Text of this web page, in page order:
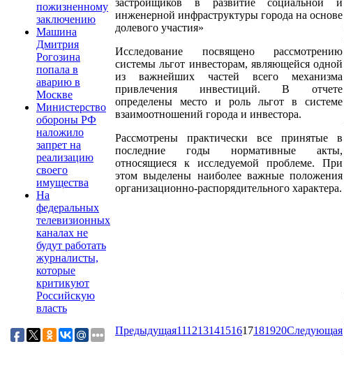
пожизненному
заключению
Машина
Дмитрия
Рогозина
попала в
аварию в
Москве
Министерство
обороны РФ
наложило
запрет на
реализацию
своего
имущества
На
федеральных
телевизионных
каналах не
будут работать
журналисты,
которые
критикуют
Российскую
власть
инженерной инфраструктуры города на основе
долевого участия»
Исследование посвящено рассмотрению
системы льгот инвесторам, являющейся одной
из важнейших частей всего механизма
привлечения инвестиций. В отчете
определены место и роль льгот в системе
взаимоотношений города и инвестора.
Рассмотрены практически все принятые в
последние годы нормативные акты,
относящиеся к исследуемой проблеме. При
этом выделены наиболее важные положения
организационно-распорядительного характера.
Предыдущая11121314151617181920Следующая